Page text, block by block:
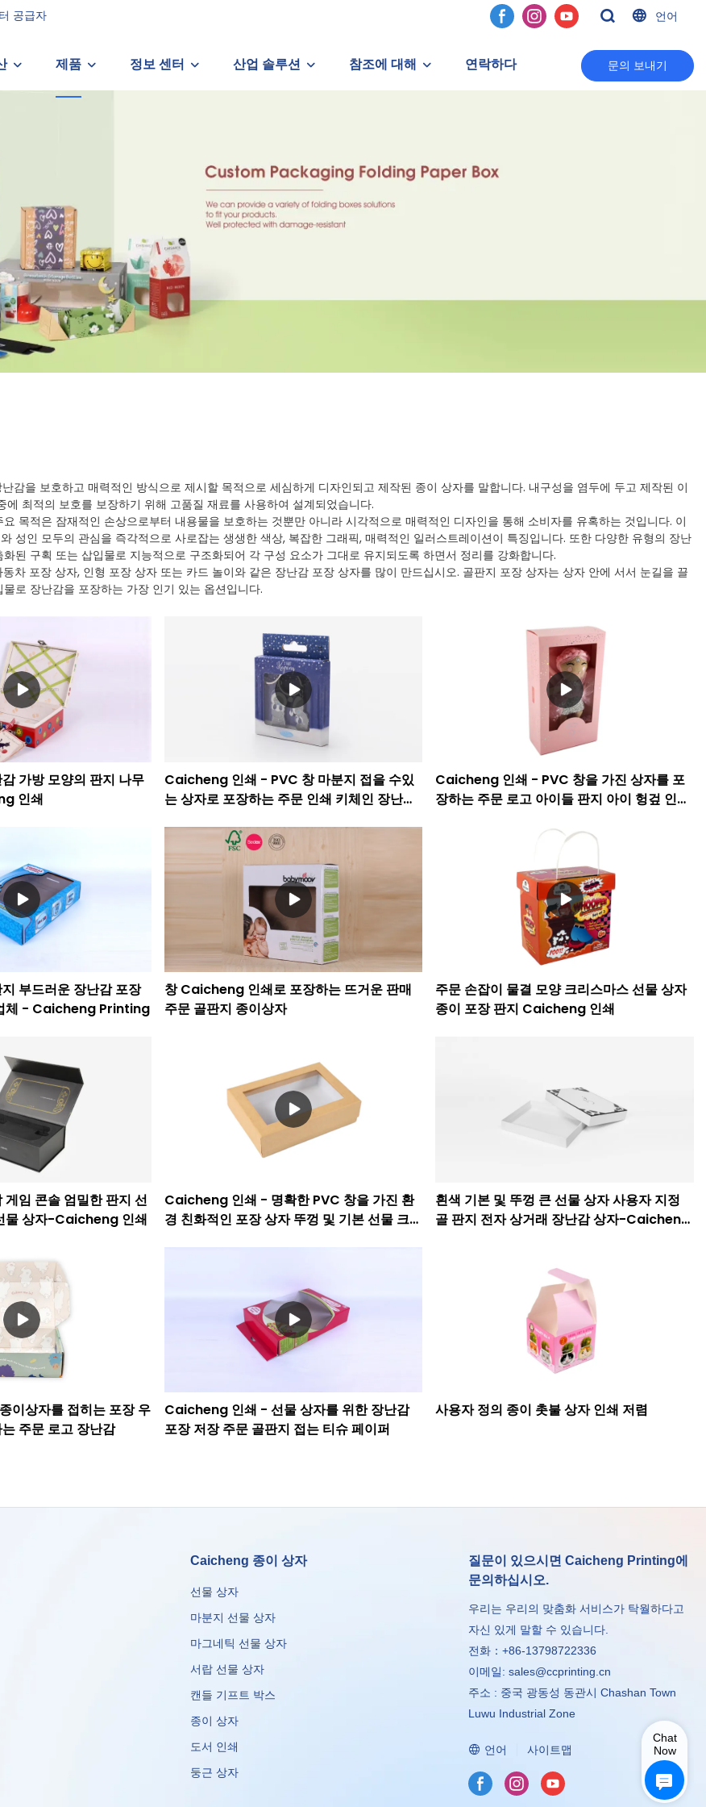
공급자 언어
제품 정보 센터 산업 솔루션 참조에 대해 연락하다 문의 보내기
감을 보호하고 매력적인 방식으로 제시할 목적으로 세심하게 디자인되고 제작된 종이 상자를 말합니다. 내구성을 염두에 두고 제작된 이
에 최적의 보호를 보장하기 위해 고품질 재료를 사용하여 설계되었습니다.
목적은 잠재적인 손상으로부터 내용물을 보호하는 것뿐만 아니라 시각적으로 매력적인 디자인을 통해 소비자를 유혹하는 것입니다. 이
성인 모두의 관심을 즉각적으로 사로잡는 생생한 색상, 복잡한 그래픽, 매력적인 일러스트레이션이 특징입니다. 또한 다양한 유형의 장난
된 구획 또는 삽입물로 지능적으로 구조화되어 각 구성 요소가 그대로 유지되도록 하면서 정리를 강화합니다.
동차 포장 상자, 인형 포장 상자 또는 카드 놀이와 같은 장난감 포장 상자를 많이 만드십시오. 골판지 포장 상자는 상자 안에 서서 눈길을 끌
로 장난감을 포장하는 가장 인기 있는 옵션입니다.
가방 모양의 판지 나무
인쇄
Caicheng 인쇄 - PVC 창 마분지 접을 수있
는 상자로 포장하는 주문 인쇄 키체인 장난감
Caicheng 인쇄 - PVC 창을 가진 상자를 포
장하는 주문 로고 아이들 판지 아이 헝겊 인형
부드러운 장난감 포장
체 - Caicheng Printing
창 Caicheng 인쇄로 포장하는 뜨거운 판매
주문 골판지 종이상자
주문 손잡이 물결 모양 크리스마스 선물 상자
종이 포장 판지 Caicheng 인쇄
임 콘솔 엄밀한 판지 선
물 상자-Caicheng 인쇄
Caicheng 인쇄 - 명확한 PVC 창을 가진 환
경 친화적인 포장 상자 뚜껑 및 기본 선물 크래
흰색 기본 및 뚜껑 큰 선물 상자 사용자 지정
골 판지 전자 상거래 장난감 상자-Caicheng
이상자를 접히는 포장 우
주문 로고 장난감
Caicheng 인쇄 - 선물 상자를 위한 장난감
포장 저장 주문 골판지 접는 티슈 페이퍼
사용자 정의 종이 촛불 상자 인쇄 저렴
Caicheng 종이 상자
선물 상자
마분지 선물 상자
마그네틱 선물 상자
서랍 선물 상자
캔들 기프트 박스
종이 상자
도서 인쇄
둥근 상자
질문이 있으시면 Caicheng Printing에
문의하십시오.
우리는 우리의 맞춤화 서비스가 탁월하다고
자신 있게 말할 수 있습니다.
전화：+86-13798722336
이메일:sales@ccprinting.cn
주소 : 중국 광동성 동관시 Chashan Town
Luwu Industrial Zone
언어 사이트맵
Chat
Now